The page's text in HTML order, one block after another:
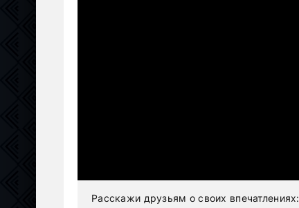
Расскажи друзьям о своих впечатлениях: